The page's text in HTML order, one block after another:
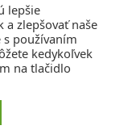
lepšie
zlepšovať naše
s používaním
kedykoľvek
na tlačidlo